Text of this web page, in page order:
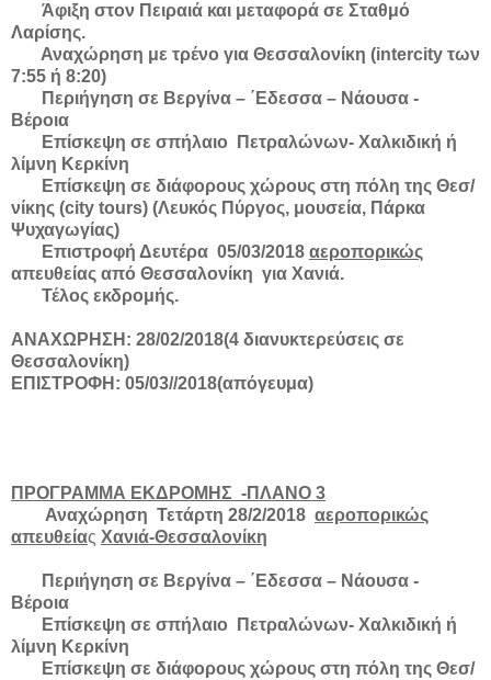
Άφιξη στον Πειραιά και μεταφορά σε Σταθμό
Λαρίσης.
Αναχώρηση με τρένο για Θεσσαλονίκη (intercity των
7:55 ή 8:20)
Περιήγηση σε Βεργίνα – ΄Εδεσσα – Νάουσα -
Βέροια
Επίσκεψη σε σπήλαιο Πετραλώνων- Χαλκιδική ή
λίμνη Κερκίνη
Επίσκεψη σε διάφορους χώρους στη πόλη της Θεσ/
νίκης (city tours) (Λευκός Πύργος, μουσεία, Πάρκα
Ψυχαγωγίας)
Eπιστροφή Δευτέρα 05/03/2018 αεροπορικώς
απευθείας από Θεσσαλονίκη για Χανιά.
Τέλος εκδρομής.
ΑΝΑΧΩΡΗΣΗ: 28/02/2018(4 διανυκτερεύσεις σε
Θεσσαλονίκη)
ΕΠΙΣΤΡΟΦΗ: 05/03//2018(απόγευμα)
ΠΡΟΓΡΑΜΜΑ ΕΚΔΡΟΜΗΣ -ΠΛΑΝΟ 3
Αναχώρηση Τετάρτη 28/2/2018 αεροπορικώς
απευθείας Χανιά-Θεσσαλονίκη
Περιήγηση σε Βεργίνα – ΄Εδεσσα – Νάουσα -
Βέροια
Επίσκεψη σε σπήλαιο Πετραλώνων- Χαλκιδική ή
λίμνη Κερκίνη
Επίσκεψη σε διάφορους χώρους στη πόλη της Θεσ/